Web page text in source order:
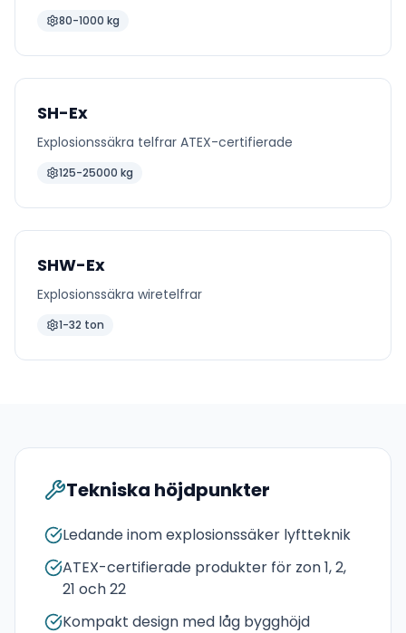
80-1000 kg
SH-Ex
Explosionssäkra telfrar ATEX-certifierade
125-25000 kg
SHW-Ex
Explosionssäkra wiretelfrar
1-32 ton
Tekniska höjdpunkter
Ledande inom explosionssäker lyftteknik
ATEX-certifierade produkter för zon 1, 2,
21 och 22
Kompakt design med låg bygghöjd